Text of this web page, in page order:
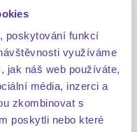
poskytování funkcí
využíváme
jak náš web používáte,
média, inzerci a
zkombinovat s
poskytli nebo které
mile“, aby
„extra
tento přístup
popasovali se
ve Světě
je moderní